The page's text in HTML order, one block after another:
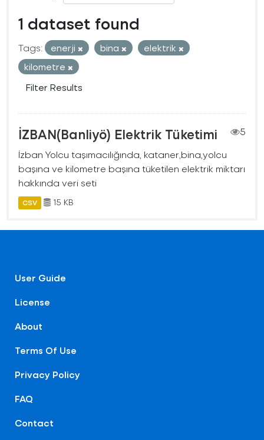
1 dataset found
Tags: enerji bina
elektrik
kilometre
Filter Results
İZBAN(Banliyö) Elektrik Tüketimi
5
İzban Yolcu taşımacılığında, kataner,bina,yolcu
başına ve kilometre başına tüketilen elektrik miktarı
hakkında veri seti
CSV 15 KB
User Guide
License
About
Terms Of Use
Privacy Policy
FAQ
Contact